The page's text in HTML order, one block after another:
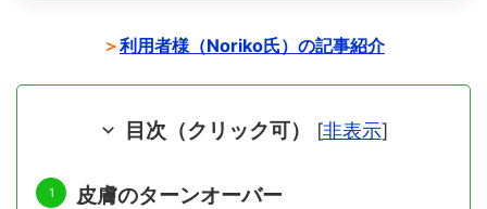
＞利用者様（Noriko氏）の記事紹介
目次（クリック可） [非表示]
皮膚のターンオーバー